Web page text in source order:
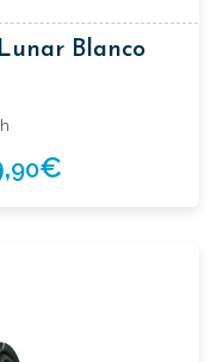
Blanco
90€